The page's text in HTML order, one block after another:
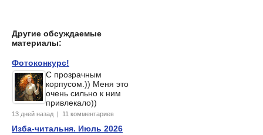
Другие обсуждаемые
материалы:
Фотоконкурс!
С прозрачным
корпусом.)) Меня это
очень сильно к ним
привлекало))
13 дней назад | 11 комментариев
Изба-читальня. Июль 2026